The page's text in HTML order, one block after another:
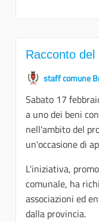
Racconto
staff comune
Sabato 17
a uno dei beni
nell'ambito del
un'occasione di
L'iniziativa,
comunale, ha
associazioni ed
dalla provincia.